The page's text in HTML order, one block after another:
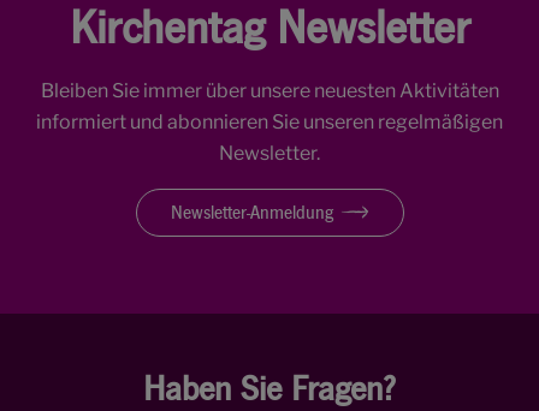
Kirchentag Newsletter
Bleiben Sie immer über unsere neuesten Aktivitäten
informiert und abonnieren Sie unseren regelmäßigen
Newsletter.
Newsletter-Anmeldung
Haben Sie Fragen?